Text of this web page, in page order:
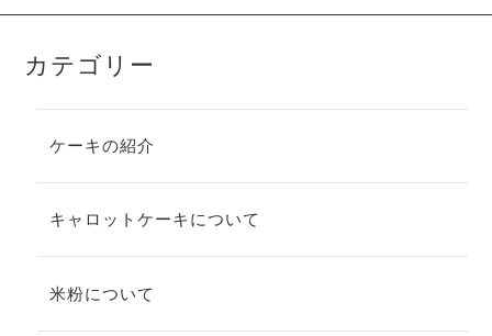
カテゴリー
ケーキの紹介
キャロットケーキについて
米粉について